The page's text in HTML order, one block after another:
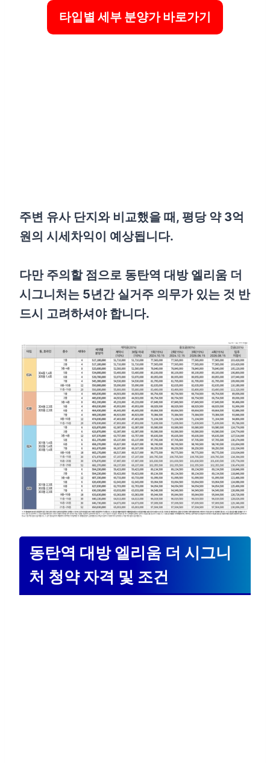
타입별 세부 분양가 바로가기
주변 유사 단지와 비교했을 때, 평당 약 3억
원의 시세차익이 예상됩니다.
다만 주의할 점으로 동탄역 대방 엘리움 더
시그니처는 5년간 실거주 의무가 있는 것 반
드시 고려하셔야 합니다.
동탄역 대방 엘리움 더 시그니
처 청약 자격 및 조건